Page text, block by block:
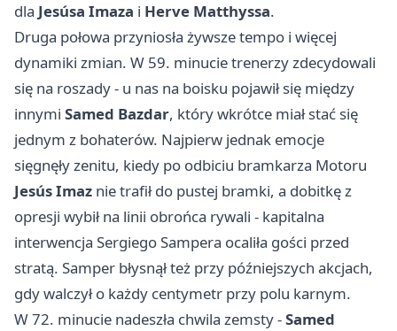
dla Jesúsa Imaza i Herve Matthyssa.
Druga połowa przyniosła żywsze tempo i więcej
dynamiki zmian. W 59. minucie trenerzy zdecydowali
się na roszady - u nas na boisku pojawił się między
innymi Samed Bazdar, który wkrótce miał stać się
jednym z bohaterów. Najpierw jednak emocje
sięgnęły zenitu, kiedy po odbiciu bramkarza Motoru
Jesús Imaz nie trafił do pustej bramki, a dobitkę z
opresji wybił na linii obrońca rywali - kapitalna
interwencja Sergiego Sampera ocaliła gości przed
stratą. Samper błysnął też przy późniejszych akcjach,
gdy walczył o każdy centymetr przy polu karnym.
W 72. minucie nadeszła chwila zemsty -Samed